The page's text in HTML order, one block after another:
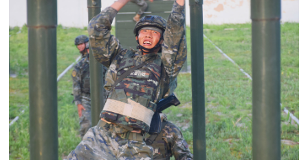
点
追
踪
热
点
追
踪
国
防
法